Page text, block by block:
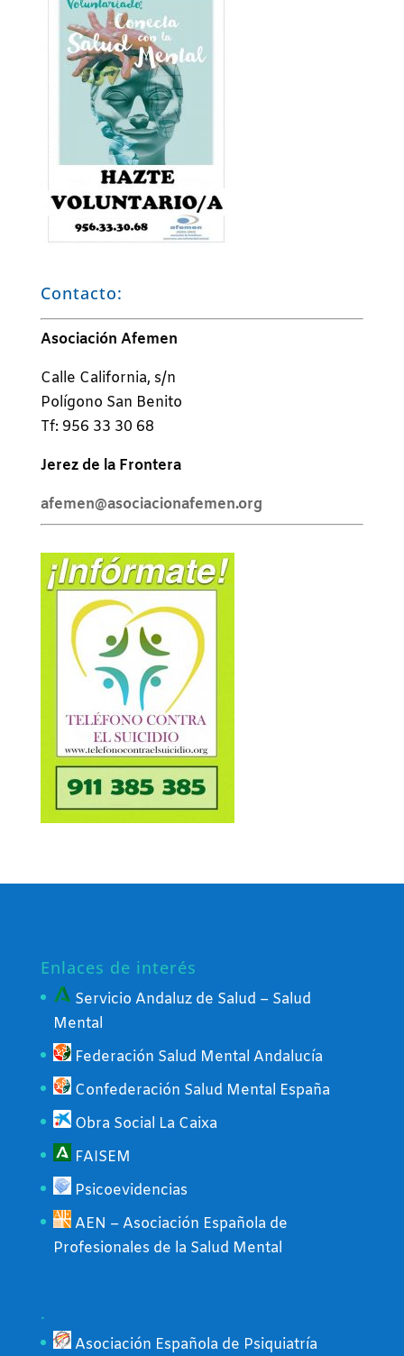
Contacto:
Asociación Afemen
Calle California, s/n
Polígono San Benito
Tf: 956 33 30 68
Jerez de la Frontera
afemen@asociacionafemen.org
Enlaces de interés
Servicio Andaluz de Salud – Salud
Mental
Federación Salud Mental Andalucía
Confederación Salud Mental España
Obra Social La Caixa
FAISEM
Psicoevidencias
AEN – Asociación Española de
Profesionales de la Salud Mental
.
Asociación Española de Psiquiatría